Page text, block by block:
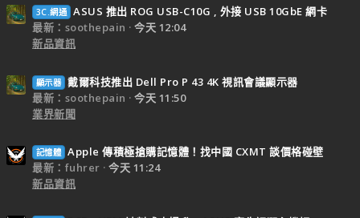
3C.網通 ASUS 推出 ROG USB-C10G , 外接 USB 10GbE 網卡
最新：soothepain
今天 12:04
新品資訊
顯示器 戴爾科技推出 Dell Pro P 43 4K 視訊會議顯示器
最新：soothepain
今天 11:50
業界新聞
記憶體 Apple 傳積極搶購記憶體！找中國 CXMT 談價格碰壁
最新：fuhrer
今天 11:24
新品資訊